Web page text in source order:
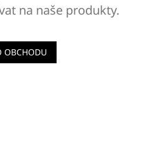
na naše produkty.
OBCHODU